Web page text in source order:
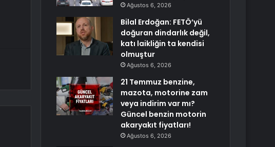
Ağustos 6, 2026
Bilal Erdoğan: FETÖ’yü
doğuran dindarlık değil,
katı laikliğin ta kendisi
olmuştur
Ağustos 6, 2026
21 Temmuz benzine,
mazota, motorine zam
veya indirim var mı?
Güncel benzin motorin
akaryakıt fiyatları!
Ağustos 6, 2026